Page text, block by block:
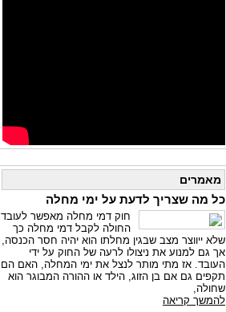
מאמרים
כל מה שצריך לדעת על ימי מחלה
חוק דמי מחלה מאפשר לעובד
החולה לקבל דמי מחלה כך
שלא ייווצר מצב שבגין מחלתו הוא יהיה חסר הכנסה,
אך גם למנוע את ניצולו לרעה של החוק על ידי
העובד. אז מתי מותר לנצל את ימי המחלה, האם הם
תקפים גם אם בן הזוג, הילד או ההורה המבוגר הוא
שחולה,
להמשך קריאה